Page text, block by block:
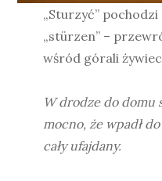
„Sturzyć”
„stürzen” –
wśród górali
W drodze do domu
mocno, że wpadł
cały ufajdany.